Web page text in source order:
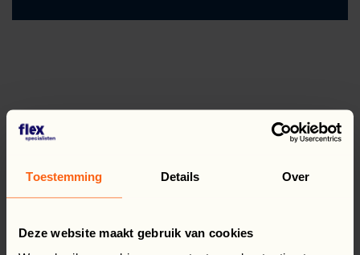
Toestemming Details Over
Deze website maakt gebruik van cookies